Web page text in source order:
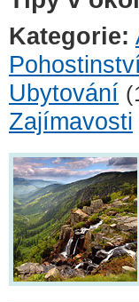
Kategorie:
Ubytování
Zajímavosti